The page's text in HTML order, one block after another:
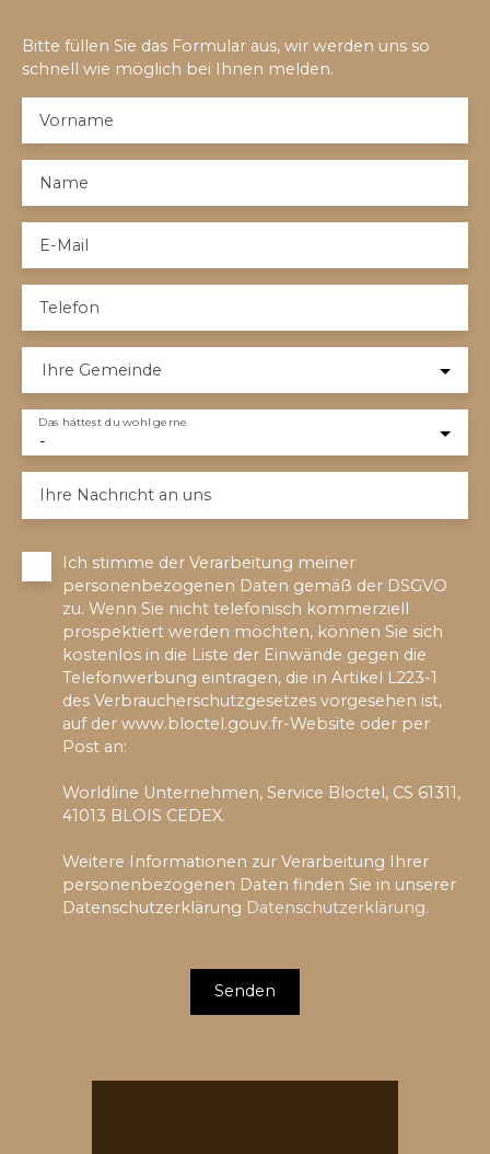
Bitte füllen Sie das Formular aus, wir werden uns so
schnell wie möglich bei Ihnen melden.
Vorname
Name
E-Mail
Telefon
Ihre Gemeinde
-
Das hättest du wohl gerne
Ihre Nachricht an uns
Ich stimme der Verarbeitung meiner
personenbezogenen Daten gemäß der DSGVO
zu. Wenn Sie nicht telefonisch kommerziell
prospektiert werden möchten, können Sie sich
kostenlos in die Liste der Einwände gegen die
Telefonwerbung eintragen, die in Artikel L223-1
des Verbraucherschutzgesetzes vorgesehen ist,
auf der www.bloctel.gouv.fr-Website oder per
Post an:
Worldline Unternehmen, Service Bloctel, CS 61311,
41013 BLOIS CEDEX.
Weitere Informationen zur Verarbeitung Ihrer
personenbezogenen Daten finden Sie in unserer
Datenschutzerklärung Datenschutzerklärung.
Senden